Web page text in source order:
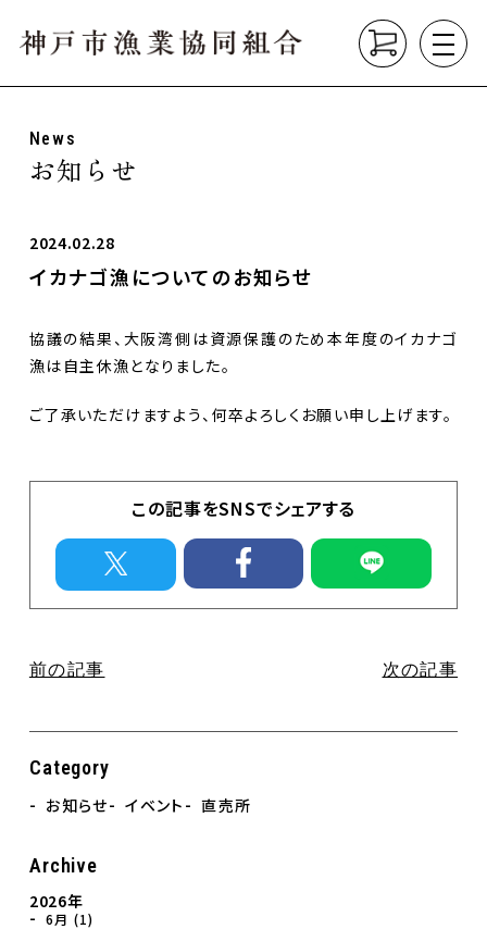
About
Product こだわり商品
Market
直売所
直売所のお知らせ
Contact
お問合せ
News
お知らせ
2024.02.28
イカナゴ漁についてのお知らせ
協議の結果、大阪湾側は資源保護のため本年度のイカナゴ
漁は自主休漁となりました。
ご了承いただけますよう、何卒よろしくお願い申し上げます。
この記事をSNSでシェアする
前の記事 次の記事
Category
お知らせ イベント 直売所
Archive
2026年
6月 (1)